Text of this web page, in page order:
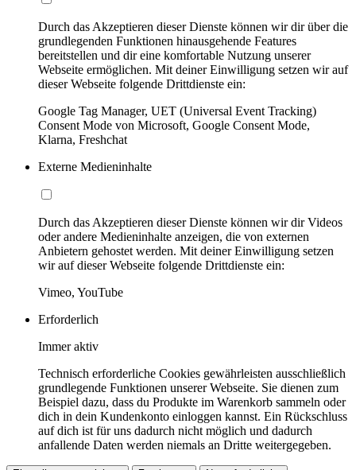
Durch das Akzeptieren dieser Dienste können wir dir über die
grundlegenden Funktionen hinausgehende Features
bereitstellen und dir eine komfortable Nutzung unserer
Webseite ermöglichen. Mit deiner Einwilligung setzen wir auf
dieser Webseite folgende Drittdienste ein:
Google Tag Manager, UET (Universal Event Tracking)
Consent Mode von Microsoft, Google Consent Mode,
Klarna, Freshchat
Externe Medieninhalte
Durch das Akzeptieren dieser Dienste können wir dir Videos
oder andere Medieninhalte anzeigen, die von externen
Anbietern gehostet werden. Mit deiner Einwilligung setzen
wir auf dieser Webseite folgende Drittdienste ein:
Vimeo, YouTube
Erforderlich
Immer aktiv
Technisch erforderliche Cookies gewährleisten ausschließlich
grundlegende Funktionen unserer Webseite. Sie dienen zum
Beispiel dazu, dass du Produkte im Warenkorb sammeln oder
dich in dein Kundenkonto einloggen kannst. Ein Rückschluss
auf dich ist für uns dadurch nicht möglich und dadurch
anfallende Daten werden niemals an Dritte weitergegeben.